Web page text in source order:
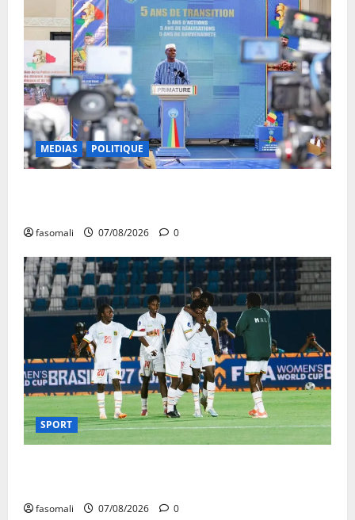
MEDIAS POLITIQUE
fasomali 07/08/2026 0
SPORT
fasomali 07/08/2026 0